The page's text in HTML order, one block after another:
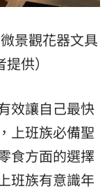
景觀花器文具
供）
效讓自己最快
上班族必備聖
食方面的選擇
班族有意識年